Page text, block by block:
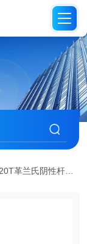
20T革兰氏阴性杆菌（GNS-2）药敏